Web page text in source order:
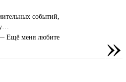
событий,
Ещё меня любите
»